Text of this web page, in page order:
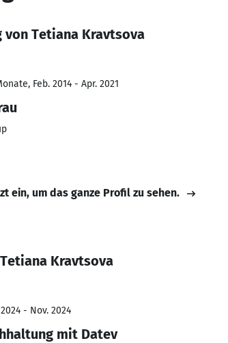
von Tetiana Kravtsova
Feb. 2014 - Apr. 2021
ein, um das ganze Profil zu sehen.
Kravtsova
- Nov. 2024
mit Datev